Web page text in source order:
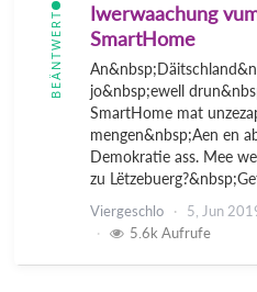
BEÄNTWERT
Iwerwaachung
SmartHome
jo&nbsp;ewell
SmartHome mat
mengen&nbsp;Aen en
Demokratie ass. Mee
zu
Viergeschlo 5, Jun
5.6k Aufrufe